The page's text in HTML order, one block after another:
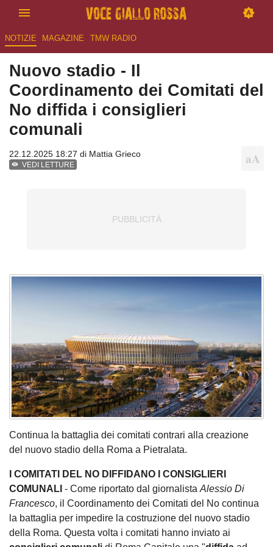
NOTIZIE MAGAZINE TMW RADIO
Nuovo stadio - Il
Coordinamento dei Comitati del
No diffida i consiglieri
comunali
22.12.2025 18:27 di Mattia Grieco
VEDI LETTURE
Continua la battaglia dei comitati contrari alla creazione
del nuovo stadio della Roma a Pietralata.
I COMITATI DEL NO DIFFIDANO I CONSIGLIERI
COMUNALI - Come riportato dal giornalista Alessio Di
Francesco, il Coordinamento dei Comitati del No continua
la battaglia per impedire la costruzione del nuovo stadio
della Roma. Questa volta i comitati hanno inviato ai